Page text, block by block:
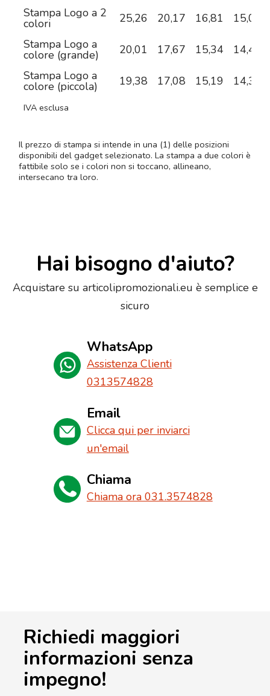
Stampa Logo a 2
colori 25,26 20,17 16,81
15,03
Stampa Logo a
colore (grande) 20,01 17,67 15,34
14,49
Stampa Logo a
colore (piccola) 19,38 17,08 15,19 14,30
IVA esclusa
Il prezzo di stampa si intende in una (1) delle posizioni
disponibili del gadget selezionato. La stampa a due colori è
fattibile solo se i colori non si toccano, allineano,
intersecano tra loro.
Hai bisogno d'aiuto?
Acquistare su articolipromozionali.eu è semplice e
sicuro
WhatsApp
Assistenza Clienti
0313574828
Email
Clicca qui per inviarci
un'email
Chiama
Chiama ora 031.3574828
Richiedi maggiori
informazioni senza
impegno!